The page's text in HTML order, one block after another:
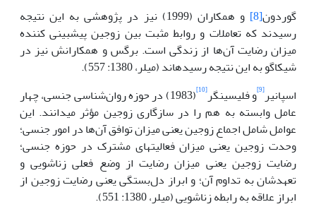
گوردون[8]
و همکاران (1999) نیز در پژوهشی به این نتیجه
رسیدند که تعاملات و روابط مثبت بین زوجین پیش­بینی کننده
میزان رضایت آن‌ها از زندگی است. برگس و همکارانش نیز در
شیکاگو به این نتیجه رسیده­اند (میلر، 1380: 557).
اسپانیر[9] و فلیسینگر[10]
­­(1983) در حوزه روان‌شناسی جنسی، چهار
عامل وابسته به هم را در سازگاری زوجین مؤثر می­دانند. این
عوامل شامل اجماع زوجین یعنی میزان توافق آن‌ها در امور جنسی؛
وحدت زوجین یعنی میزان فعالیت­های مشترک در حوزه جنسی؛
رضایت زوجین یعنی میزان رضایت از وضع فعلی زناشویی و
تعهدشان به تداوم آن؛ و ابراز دل‌بستگی یعنی رضایت زوجین از
ابراز علاقه به رابطه زناشویی (میلر، 1380: 551).